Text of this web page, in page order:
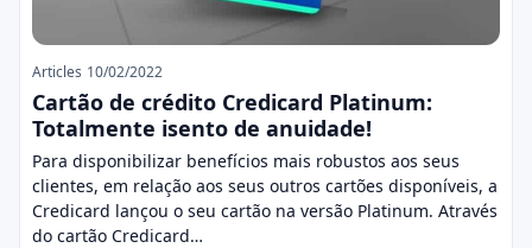
Articles 10/02/2022
Cartão de crédito Credicard Platinum:
Totalmente isento de anuidade!
Para disponibilizar benefícios mais robustos aos seus
clientes, em relação aos seus outros cartões disponíveis, a
Credicard lançou o seu cartão na versão Platinum. Através
do cartão Credicard…